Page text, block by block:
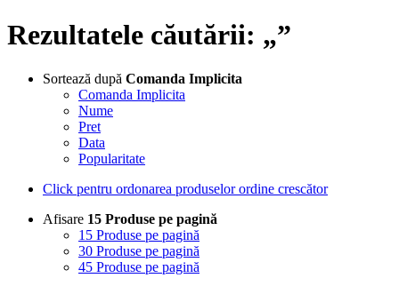
Rezultatele căutării: „”
Sortează după Comanda Implicita
Comanda Implicita
Nume
Pret
Data
Popularitate
Click pentru ordonarea produselor ordine crescător
Afisare 15 Produse pe pagină
15 Produse pe pagină
30 Produse pe pagină
45 Produse pe pagină